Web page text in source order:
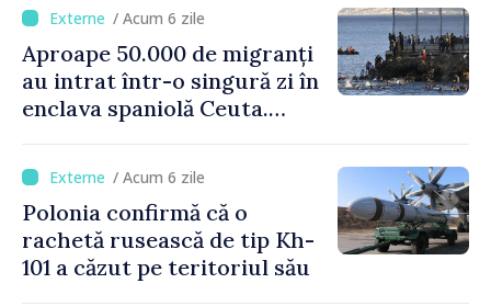
/ Acum 6 zile
Aproape 50.000 de migranți
au intrat într-o singură zi în
enclava spaniolă Ceuta.
Schengen cu Spania
/ Acum 6 zile
Polonia confirmă că o
rachetă rusească de tip Kh-
101 a căzut pe teritoriul său